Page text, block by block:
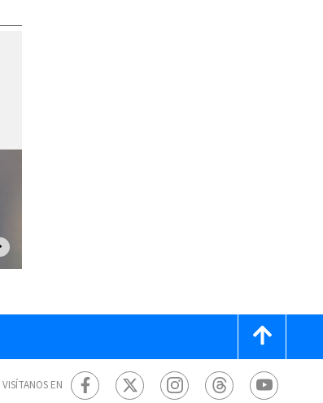
VISÍTANOS EN